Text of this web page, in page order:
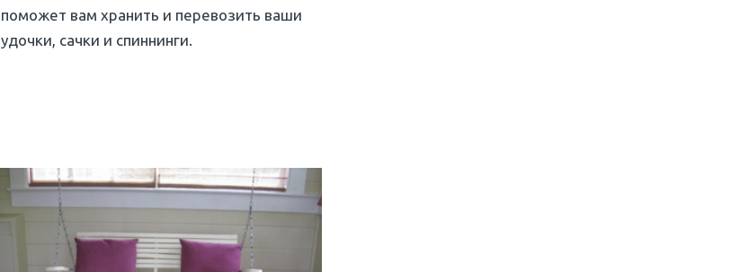
поможет вам хранить и перевозить ваши
удочки, сачки и спиннинги.